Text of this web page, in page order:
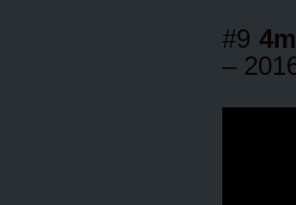
#9
–